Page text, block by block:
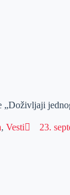
„Doživljaji
,Vesti 23.